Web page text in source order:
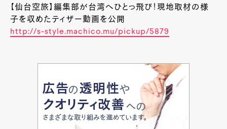
【仙台空旅】編集部が台湾へひとっ飛び！現地取材の様
子を収めたティザー動画を公開
http://s-style.machico.mu/pickup/5879